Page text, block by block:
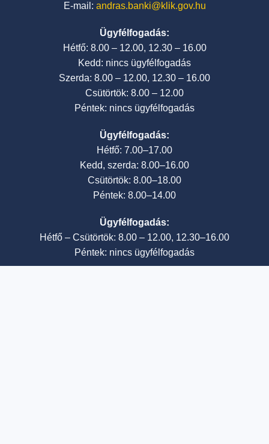
E-mail: andras.banki@klik.gov.hu
Ügyfélfogadás:
Hétfő: 8.00 – 12.00, 12.30 – 16.00
Kedd: nincs ügyfélfogadás
Szerda: 8.00 – 12.00, 12.30 – 16.00
Csütörtök: 8.00 – 12.00
Péntek: nincs ügyfélfogadás
Ügyfélfogadás:
Hétfő: 7.00–17.00
Kedd, szerda: 8.00–16.00
Csütörtök: 8.00–18.00
Péntek: 8.00–14.00
Ügyfélfogadás:
Hétfő – Csütörtök: 8.00 – 12.00, 12.30–16.00
Péntek: nincs ügyfélfogadás